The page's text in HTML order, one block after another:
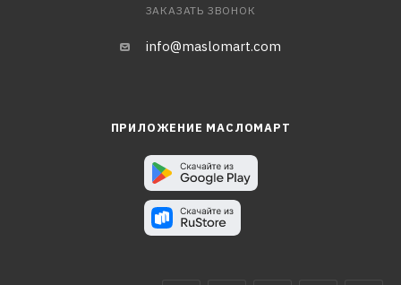
ЗАКАЗАТЬ ЗВОНОК
info@maslomart.com
ПРИЛОЖЕНИЕ МАСЛОМАРТ